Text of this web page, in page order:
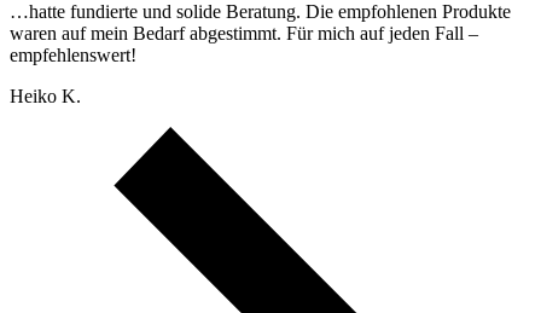
…hatte fundierte und solide Beratung. Die empfohlenen Produkte
waren auf mein Bedarf abgestimmt. Für mich auf jeden Fall –
empfehlenswert!
Heiko K.